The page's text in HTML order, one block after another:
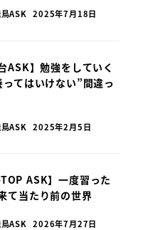
ASK 2025年7月18日
ASK】勉強をしていく
ってはいけない”間違っ
ASK 2025年2月5日
TOP ASK】一度習った
て当たり前の世界
ASK 2026年7月27日